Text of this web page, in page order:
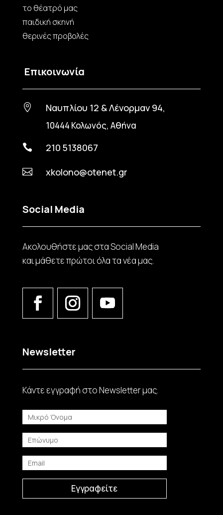
το θέατρό μας
παιδική σκηνή
θερινές προβολές
Επικοινωνία
 Ναυπλίου 12 & Λένορμαν 94,
10444 Κολωνός, Αθήνα
 210 5138067
 xkolono@otenet.gr
Social Media
Ακολουθήστε μας στα Social Media
και μάθετε πρώτοι όλα τα νέα μας.
Newsletter
Κάντε εγγραφή στο Νewsletter μας.
Εγγραφείτε